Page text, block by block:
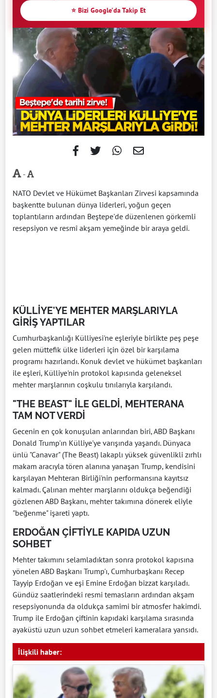
⭐ Bizi Google'da Takip Et
-
NATO Devlet ve Hükümet Başkanları Zirvesi kapsamında
başkentte bulunan dünya liderleri, yoğun geçen
toplantıların ardından Beştepe'de düzenlenen görkemli
resepsiyon ve resmî akşam yemeğinde bir araya geldi.
KÜLLİYE'YE MEHTER MARŞLARIYLA
GİRİŞ YAPTILAR
Cumhurbaşkanlığı Külliyesi'ne eşleriyle birlikte peş peşe
gelen müttefik ülke liderleri için özel bir karşılama
programı hazırlandı. Konuk devlet ve hükümet başkanları
ile eşleri, Külliye'nin protokol kapısında geleneksel
mehter marşlarının coşkulu tınılarıyla karşılandı.
"THE BEAST" İLE GELDİ, MEHTERANA
TAM NOT VERDİ
Gecenin en çok konuşulan anlarından biri, ABD Başkanı
Donald Trump'ın Külliye'ye varışında yaşandı. Dünyaca
ünlü "Canavar" (The Beast) lakaplı yüksek güvenlikli zırhlı
makam aracıyla tören alanına yanaşan Trump, kendisini
karşılayan Mehteran Birliği'nin performansına kayıtsız
kalmadı. Çalınan mehter marşlarını oldukça beğendiği
gözlenen ABD Başkanı, mehter takımına dönerek eliyle
"beğenme" işareti yaptı.
ERDOĞAN ÇİFTİYLE KAPIDA UZUN
SOHBET
Mehter takımını selamladıktan sonra protokol kapısına
yönelen ABD Başkanı Trump'ı, Cumhurbaşkanı Recep
Tayyip Erdoğan ve eşi Emine Erdoğan bizzat karşıladı.
Gündüz saatlerindeki resmi temasların ardından akşam
resepsiyonunda da oldukça samimi bir atmosfer hakimdi.
Trump ile Erdoğan çiftinin kapıdaki karşılama sırasında
ayaküstü uzun uzun sohbet etmeleri kameralara yansıdı.
İlişkili haber: